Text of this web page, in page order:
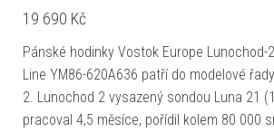
19 690 Kč
Pánské hodinky Vostok Europe Lunochod-
Line YM86-620A636 patří do modelové
2. Lunochod 2 vysazený sondou Luna 21
pracoval 4,5 měsíce, pořídil kolem 80 000